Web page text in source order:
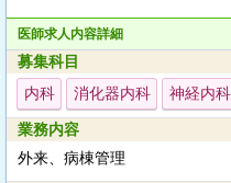
医師求人内容詳細
募集科目
内科
消化器内科 神経内科
業務内容
外来、病棟管理